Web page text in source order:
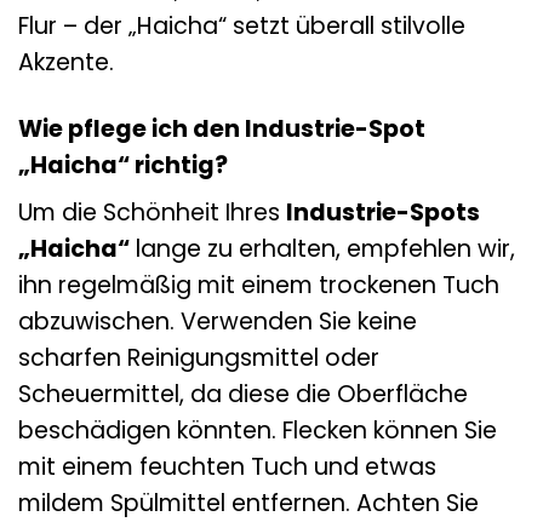
Flur – der „Haicha“ setzt überall stilvolle
Akzente.
Wie pflege ich den Industrie-Spot
„Haicha“ richtig?
Um die Schönheit Ihres Industrie-Spots
„Haicha“ lange zu erhalten, empfehlen wir,
ihn regelmäßig mit einem trockenen Tuch
abzuwischen. Verwenden Sie keine
scharfen Reinigungsmittel oder
Scheuermittel, da diese die Oberfläche
beschädigen könnten. Flecken können Sie
mit einem feuchten Tuch und etwas
mildem Spülmittel entfernen. Achten Sie